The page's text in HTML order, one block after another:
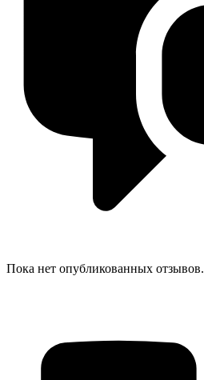
Пока нет опубликованных отзывов.